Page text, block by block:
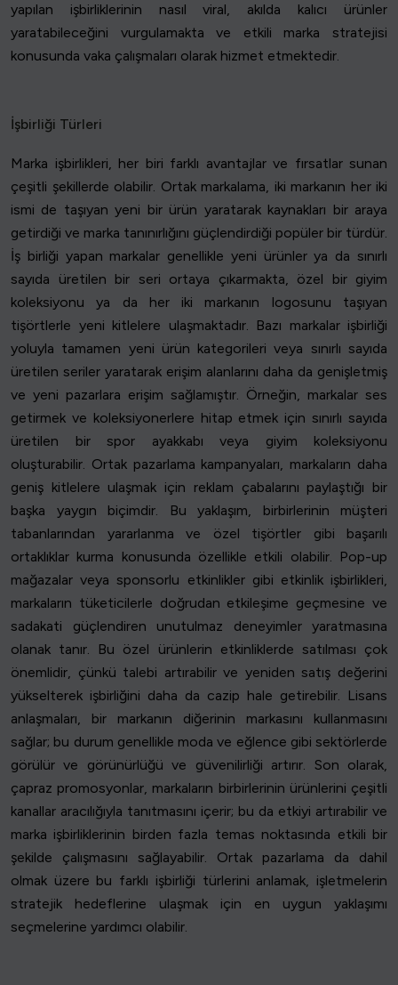
yapılan işbirliklerinin nasıl viral, akılda kalıcı ürünler
yaratabileceğini vurgulamakta ve etkili marka stratejisi
konusunda vaka çalışmaları olarak hizmet etmektedir.
İşbirliği Türleri
Marka işbirlikleri, her biri farklı avantajlar ve fırsatlar sunan
çeşitli şekillerde olabilir. Ortak markalama, iki markanın her iki
ismi de taşıyan yeni bir ürün yaratarak kaynakları bir araya
getirdiği ve marka tanınırlığını güçlendirdiği popüler bir türdür.
İş birliği yapan markalar genellikle yeni ürünler ya da sınırlı
sayıda üretilen bir seri ortaya çıkarmakta, özel bir giyim
koleksiyonu ya da her iki markanın logosunu taşıyan
tişörtlerle yeni kitlelere ulaşmaktadır. Bazı markalar işbirliği
yoluyla tamamen yeni ürün kategorileri veya sınırlı sayıda
üretilen seriler yaratarak erişim alanlarını daha da genişletmiş
ve yeni pazarlara erişim sağlamıştır. Örneğin, markalar ses
getirmek ve koleksiyonerlere hitap etmek için sınırlı sayıda
üretilen bir spor ayakkabı veya giyim koleksiyonu
oluşturabilir. Ortak pazarlama kampanyaları, markaların daha
geniş kitlelere ulaşmak için reklam çabalarını paylaştığı bir
başka yaygın biçimdir. Bu yaklaşım, birbirlerinin müşteri
tabanlarından yararlanma ve özel tişörtler gibi başarılı
ortaklıklar kurma konusunda özellikle etkili olabilir. Pop-up
mağazalar veya sponsorlu etkinlikler gibi etkinlik işbirlikleri,
markaların tüketicilerle doğrudan etkileşime geçmesine ve
sadakati güçlendiren unutulmaz deneyimler yaratmasına
olanak tanır. Bu özel ürünlerin etkinliklerde satılması çok
önemlidir, çünkü talebi artırabilir ve yeniden satış değerini
yükselterek işbirliğini daha da cazip hale getirebilir. Lisans
anlaşmaları, bir markanın diğerinin markasını kullanmasını
sağlar; bu durum genellikle moda ve eğlence gibi sektörlerde
görülür ve görünürlüğü ve güvenilirliği artırır. Son olarak,
çapraz promosyonlar, markaların birbirlerinin ürünlerini çeşitli
kanallar aracılığıyla tanıtmasını içerir; bu da etkiyi artırabilir ve
marka işbirliklerinin birden fazla temas noktasında etkili bir
şekilde çalışmasını sağlayabilir. Ortak pazarlama da dahil
olmak üzere bu farklı işbirliği türlerini anlamak, işletmelerin
stratejik hedeflerine ulaşmak için en uygun yaklaşımı
seçmelerine yardımcı olabilir.